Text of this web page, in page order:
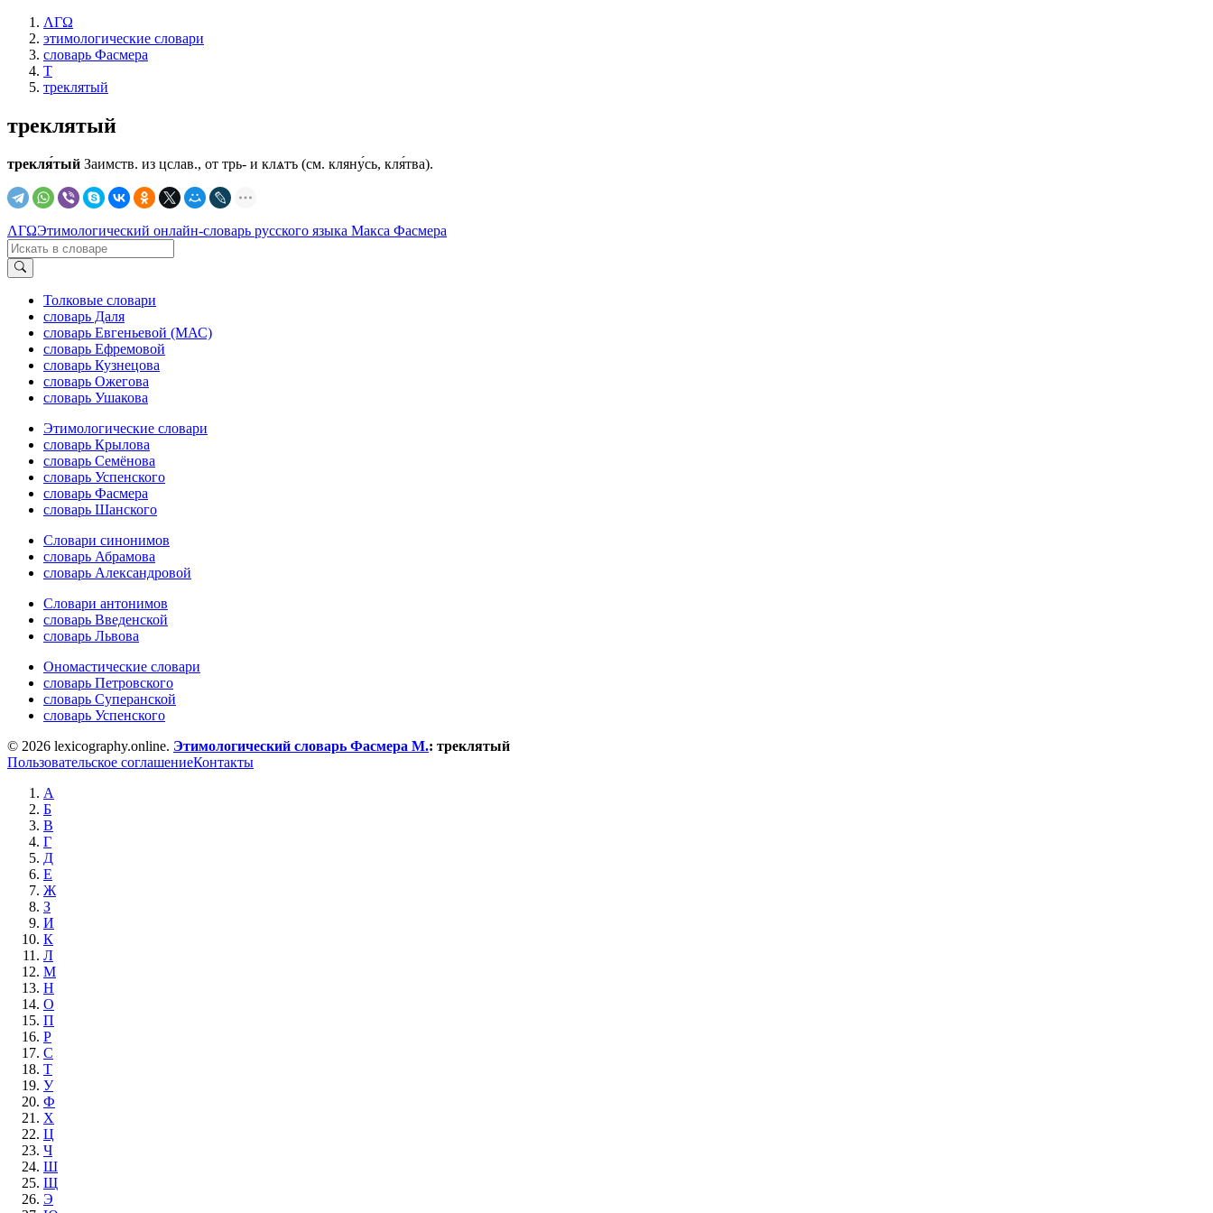
ΛΓΩ
этимологические словари
словарь Фасмера
Т
треклятый
треклятый
трекля́тый Заимств. из цслав., от трь- и клѧтъ (см. кляну́сь, кля́тва).
ΛΓΩЭтимологический онлайн-словарь русского языка Макса Фасмера
Толковые словари
словарь Даля
словарь Евгеньевой (МАС)
словарь Ефремовой
словарь Кузнецова
словарь Ожегова
словарь Ушакова
Этимологические словари
словарь Крылова
словарь Семёнова
словарь Успенского
словарь Фасмера
словарь Шанского
Словари синонимов
словарь Абрамова
словарь Александровой
Словари антонимов
словарь Введенской
словарь Львова
Ономастические словари
словарь Петровского
словарь Суперанской
словарь Успенского
© 2026 lexicography.online. Этимологический словарь Фасмера М.: треклятый
Пользовательское соглашениеКонтакты
А
Б
В
Г
Д
Е
Ж
З
И
К
Л
М
Н
О
П
Р
С
Т
У
Ф
Х
Ц
Ч
Ш
Щ
Э